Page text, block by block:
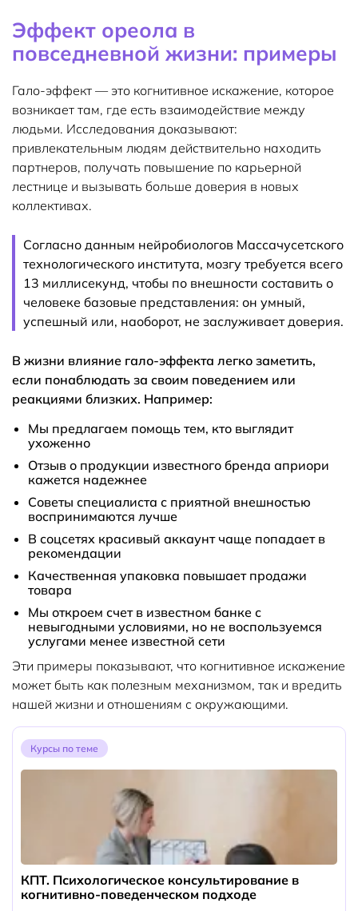
Эффект ореола в
повседневной жизни: примеры
Гало-эффект — это когнитивное искажение, которое
возникает там, где есть взаимодействие между
людьми. Исследования доказывают:
привлекательным людям действительно находить
партнеров, получать повышение по карьерной
лестнице и вызывать больше доверия в новых
коллективах.
Согласно данным нейробиологов Массачусетского
технологического института, мозгу требуется всего
13 миллисекунд, чтобы по внешности составить о
человеке базовые представления: он умный,
успешный или, наоборот, не заслуживает доверия.
В жизни влияние гало-эффекта легко заметить,
если понаблюдать за своим поведением или
реакциями близких. Например:
Мы предлагаем помощь тем, кто выглядит
ухоженно
Отзыв о продукции известного бренда априори
кажется надежнее
Советы специалиста с приятной внешностью
воспринимаются лучше
В соцсетях красивый аккаунт чаще попадает в
рекомендации
Качественная упаковка повышает продажи
товара
Мы откроем счет в известном банке с
невыгодными условиями, но не воспользуемся
услугами менее известной сети
Эти примеры показывают, что когнитивное искажение
может быть как полезным механизмом, так и вредить
нашей жизни и отношениям с окружающими.
Курсы по теме
КПТ. Психологическое консультирование в
когнитивно-поведенческом подходе